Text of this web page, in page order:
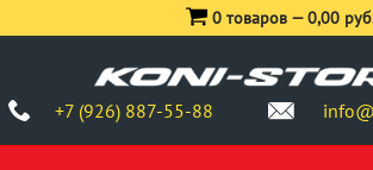
+7 (926) 887-55-88
0 товаров —0,00